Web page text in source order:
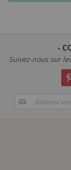
-
Suivez-nous sur
Inscription
à